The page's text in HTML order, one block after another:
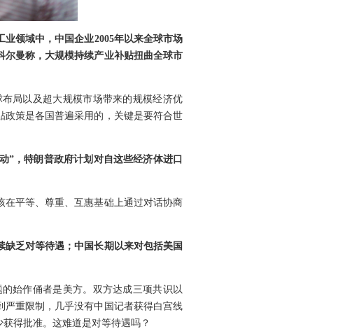
领域中，中国企业2005年以来全球市场
尔曼称，大规模持续产业补贴扭曲全球市
局以及超大规模市场带来的规模经济优
策是各国普遍采用的，关键是要符合世
”，特朗普政府计划对自这些经济体进口
平等、尊重、互惠基础上通过对话协商
乏对等待遇；中国长期以来对包括美国
始作俑者是美方。双方达成三项共识以
重限制，几乎没有中国记者获得白宫线
得批准。这难道是对等待遇吗？